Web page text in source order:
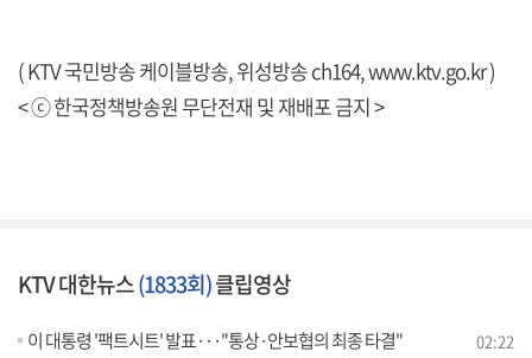
( KTV 국민방송 케이블방송, 위성방송 ch164,www.ktv.go.kr)
< ⓒ 한국정책방송원 무단전재 및 재배포 금지 >
KTV 대한뉴스(1833회)클립영상
이 대통령 '팩트시트' 발표···"통상·안보협의 최종 타결" 02:22